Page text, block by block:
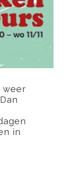
weer
in